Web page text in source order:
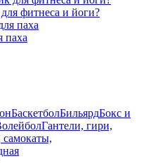
фитнеса и йоги?
паха
БаскетболБильярдБокс и
Гантели, гири,